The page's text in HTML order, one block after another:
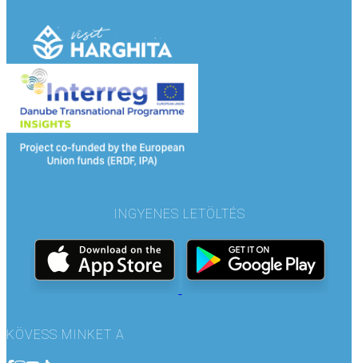
INGYENES LETÖLTÉS
KÖVESS MINKET A